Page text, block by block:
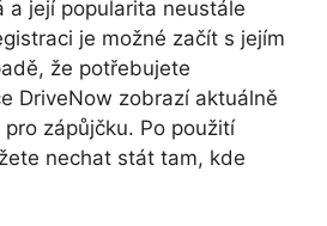
a její popularita neustále
je možné začít s jejím
že potřebujete
DriveNow zobrazí aktuálně
zápůjčku. Po použití
nechat stát tam, kde